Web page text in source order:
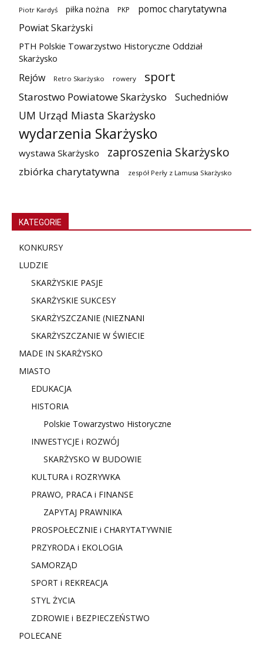
Piotr Kardyś piłka nożna PKP
pomoc charytatywna
Powiat Skarżyski
PTH Polskie Towarzystwo Historyczne Oddział
Skarżysko
Rejów Retro Skarżysko rowery sport
Starostwo Powiatowe Skarżysko Suchedniów
UM Urząd Miasta Skarżysko
wydarzenia Skarżysko
wystawa Skarżysko zaproszenia Skarżysko
zbiórka charytatywna zespół Perły z Lamusa Skarżysko
KATEGORIE
KONKURSY
LUDZIE
SKARŻYSKIE PASJE
SKARŻYSKIE SUKCESY
SKARŻYSZCZANIE (NIEZNANI
SKARŻYSZCZANIE W ŚWIECIE
MADE IN SKARŻYSKO
MIASTO
EDUKACJA
HISTORIA
Polskie Towarzystwo Historyczne
INWESTYCJE i ROZWÓJ
SKARŻYSKO W BUDOWIE
KULTURA i ROZRYWKA
PRAWO, PRACA i FINANSE
ZAPYTAJ PRAWNIKA
PROSPOŁECZNIE i CHARYTATYWNIE
PRZYRODA i EKOLOGIA
SAMORZĄD
SPORT i REKREACJA
STYL ŻYCIA
ZDROWIE i BEZPIECZEŃSTWO
POLECANE